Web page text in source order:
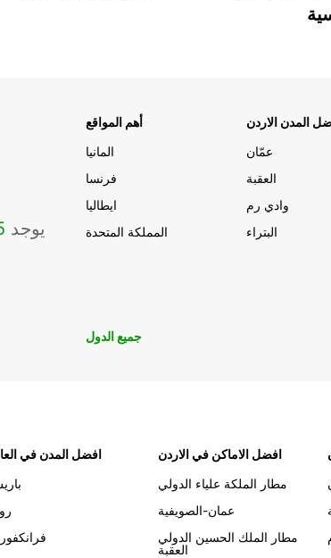
يوجد
أهم المواقع
المانيا
فرنسا
ايطاليا
المملكة المتحدة
المدن الاردن
عمّان
العقبة
وادي رم
البتراء
جميع الدول
افضل المدن في
افضل الاماكن في الاردن
مطار الملكة علياء الدولي
عمان-الصويفية
مطار الملك الحسين الدولي
العقبة